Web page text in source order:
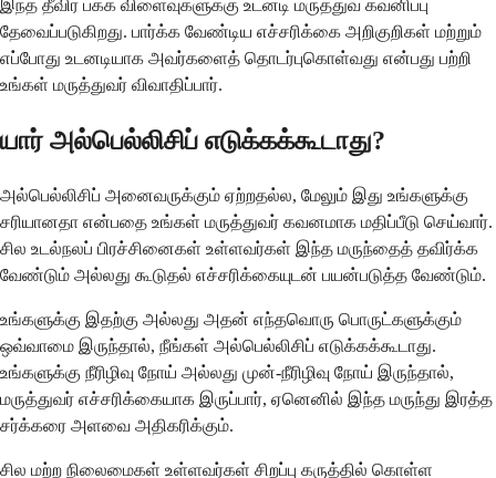
இந்த தீவிர பக்க விளைவுகளுக்கு உடனடி மருத்துவ கவனிப்பு
தேவைப்படுகிறது. பார்க்க வேண்டிய எச்சரிக்கை அறிகுறிகள் மற்றும்
எப்போது உடனடியாக அவர்களைத் தொடர்புகொள்வது என்பது பற்றி
உங்கள் மருத்துவர் விவாதிப்பார்.
யார் அல்பெல்லிசிப் எடுக்கக்கூடாது?
அல்பெல்லிசிப் அனைவருக்கும் ஏற்றதல்ல, மேலும் இது உங்களுக்கு
சரியானதா என்பதை உங்கள் மருத்துவர் கவனமாக மதிப்பீடு செய்வார்.
சில உடல்நலப் பிரச்சினைகள் உள்ளவர்கள் இந்த மருந்தைத் தவிர்க்க
வேண்டும் அல்லது கூடுதல் எச்சரிக்கையுடன் பயன்படுத்த வேண்டும்.
உங்களுக்கு இதற்கு அல்லது அதன் எந்தவொரு பொருட்களுக்கும்
ஒவ்வாமை இருந்தால், நீங்கள் அல்பெல்லிசிப் எடுக்கக்கூடாது.
உங்களுக்கு நீரிழிவு நோய் அல்லது முன்-நீரிழிவு நோய் இருந்தால்,
மருத்துவர் எச்சரிக்கையாக இருப்பார், ஏனெனில் இந்த மருந்து இரத்த
சர்க்கரை அளவை அதிகரிக்கும்.
சில மற்ற நிலைமைகள் உள்ளவர்கள் சிறப்பு கருத்தில் கொள்ள